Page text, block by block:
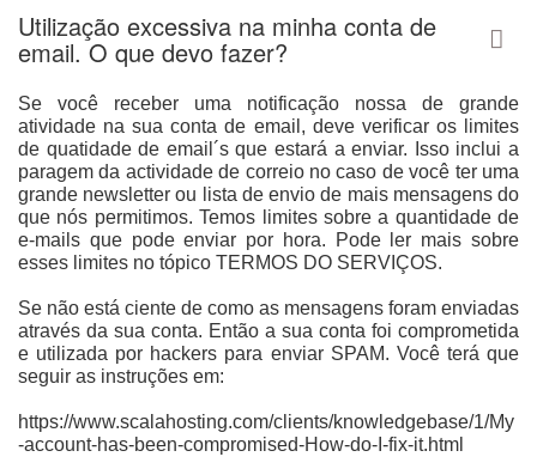
Utilização excessiva na minha conta de
email. O que devo fazer?
Se você receber uma notificação nossa de grande
atividade na sua conta de email, deve verificar os limites
de quatidade de email´s que estará a enviar.
Isso inclui a
paragem da actividade de correio no caso de você ter uma
grande newsletter ou lista de envio de mais mensagens do
que nós permitimos.Temos limites sobre a quantidade de
e-mails que pode enviar por hora.
Pode ler mais sobre
esses limites no tópico TERMOS DO SERVIÇOS.
Se não está ciente de como as mensagens foram enviadas
através da sua conta. Então a sua conta foi comprometida
e utilizada por hackers para enviar SPAM. Você terá que
seguir as instruções em:
https://www.scalahosting.com/clients/knowledgebase/1/My
-account-has-been-compromised-How-do-I-fix-it.html